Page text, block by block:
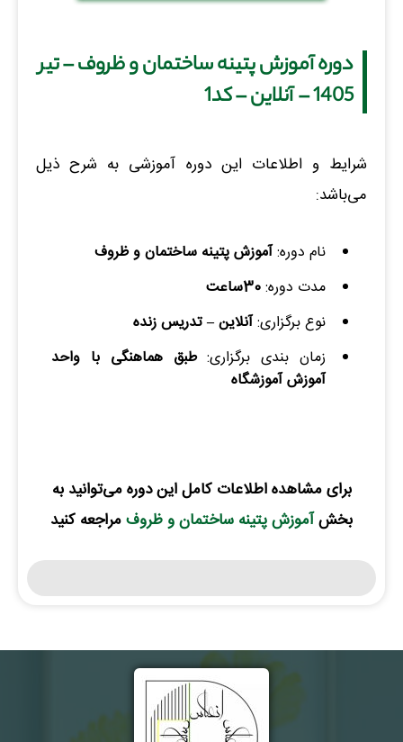
دوره آموزش پتینه ساختمان و ظروف – تیر
1405 – آنلاین – کد1
شرایط و اطلاعات این دوره آموزشی به شرح ذیل
می‌باشد:
نام دوره:آموزش پتینه ساختمان و ظروف
مدت دوره:30ساعت
نوع برگزاری:آنلاین – تدریس زنده
زمان بندی برگزاری:‌طبق هماهنگی با واحد
آموزش آموزشگاه
برای مشاهده اطلاعات کامل این دوره می‌توانید به
بخشآموزش پتینه ساختمان و ظروفمراجعه کنید